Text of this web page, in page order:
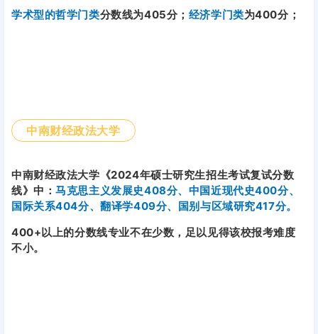
学术型的哲学门类分数线为405分； 经济学门类为400分；
中南财经政法大学
中南财经政法大学《2024年硕士研究生招生考试复试分数
线》中：马克思主义发展史408分、中国近现代史400分、
国际关系404分、翻译学409分、国别与区域研究417分。
400+以上的分数线专业不在少数，足以见得该校报考难度
不小。